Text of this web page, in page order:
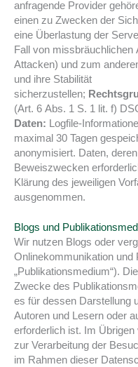
anfragende Provider
einen zu Zwecken der
eine Überlastung der
Fall von missbräuchlichen
Attacken) und zum
und ihre Stabilität
sicherzustellen;
(Art. 6 Abs. 1 S. 1 lit. f)
Daten: Logfile-
maximal 30 Tagen
anonymisiert. Daten,
Beweiszwecken
Klärung des jeweiligen
ausgenommen.
Blogs und
Wir nutzen Blogs oder
Onlinekommunikation und
„Publikationsmedium“).
Zwecke des
es für dessen Darstellung
Autoren und Lesern oder
erforderlich ist. Im
zur Verarbeitung der
im Rahmen dieser